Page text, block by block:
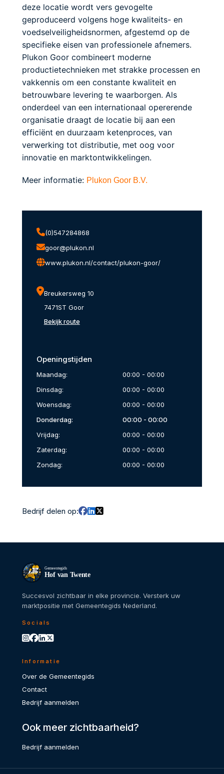
deze locatie wordt vers gevogelte
geproduceerd volgens hoge kwaliteits- en
voedselveiligheidsnormen, afgestemd op de
specifieke eisen van professionele afnemers.
Plukon Goor combineert moderne
productietechnieken met strakke processen en
vakkennis om een constante kwaliteit en
betrouwbare levering te waarborgen. Als
onderdeel van een internationaal opererende
organisatie draagt de locatie bij aan een
efficiënt en duurzaam ketenproces, van
verwerking tot distributie, met oog voor
innovatie en marktontwikkelingen.
Meer informatie: Plukon Goor B.V.
(0)547284868
goor@plukon.nl
www.plukon.nl/contact/plukon-goor/
Breukersweg 10
7471ST Goor
Bekijk route
Openingstijden
Maandag:
00:00 - 00:00
Dinsdag:
00:00 - 00:00
Woensdag:
00:00 - 00:00
Donderdag:
00:00 - 00:00
Vrijdag:
00:00 - 00:00
Zaterdag:
00:00 - 00:00
Zondag:
00:00 - 00:00
Bedrijf delen op:
Gemeentegids
Hof van Twente
Succesvol zichtbaar in elke provincie. Versterk uw
marktpositie met Gemeentegids Nederland.
Socials
Informatie
Over de Gemeentegids
Contact
Bedrijf aanmelden
Ook meer zichtbaarheid?
Bedrijf aanmelden